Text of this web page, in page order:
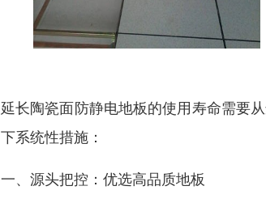
延长陶瓷面防静电地板的使用寿命需要
下系统性措施：
一、源头把控：优选高品质地板